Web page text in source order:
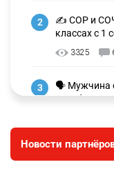
2
✍️ СОР и СОЧ
классах с 1
3325
3
🗣 Мужчина
заработал
🐏 Скота
Казахстане
Новости